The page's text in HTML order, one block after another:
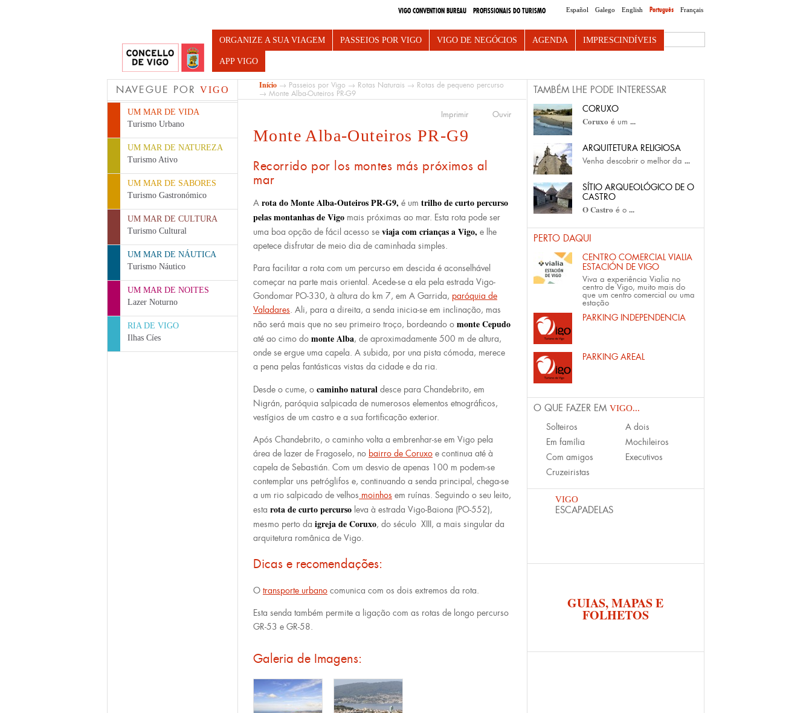
Español Galego English Português Français
VIGO CONVENTION BUREAU PROFISSIONAIS DO TURISMO
Turismo de Vigo Search this site
ORGANIZE A SUA VIAGEM PASSEIOS POR VIGO VIGO DE NEGÓCIOS AGENDA IMPRESCINDÍVEIS
APP VIGO
NAVEGUE POR VIGO
UM MAR DE VIDA
Turismo Urbano
UM MAR DE NATUREZA
Turismo Ativo
UM MAR DE SABORES
Turismo Gastronómico
UM MAR DE CULTURA
Turismo Cultural
UM MAR DE NÁUTICA
Turismo Náutico
UM MAR DE NOITES
Lazer Noturno
RIA DE VIGO
Ilhas Cíes
Início → Passeios por Vigo → Rotas Naturais → Rotas de pequeno percurso
→ Monte Alba-Outeiros PR-G9
Imprimir Ouvir
Monte Alba-Outeiros PR-G9
Recorrido por los montes más próximos al
mar
A rota do Monte Alba-Outeiros PR-G9, é um trilho de curto percurso
pelas montanhas de Vigo mais próximas ao mar. Esta rota pode ser
uma boa opção de fácil acesso se viaja com crianças a Vigo, e lhe
apetece disfrutar de meio dia de caminhada simples.
Para facilitar a rota com um percurso em descida é aconselhável
começar na parte mais oriental. Acede-se a ela pela estrada Vigo-
Gondomar PO-330, à altura do km 7, em A Garrida, paróquia de
Valadares. Ali, para a direita, a senda inicia-se em inclinação, mas
não será mais que no seu primeiro troço, bordeando o monte Cepudo
até ao cimo do monte Alba, de aproximadamente 500 m de altura,
onde se ergue uma capela. A subida, por una pista cómoda, merece
a pena pelas fantásticas vistas da cidade e da ria.
Desde o cume, o caminho natural desce para Chandebrito, em
Nigrán, paróquia salpicada de numerosos elementos etnográficos,
vestígios de um castro e a sua fortificação exterior.
Após Chandebrito, o caminho volta a embrenhar-se em Vigo pela
área de lazer de Fragoselo, no bairro de Coruxo e continua até à
capela de Sebastián. Com um desvio de apenas 100 m podem-se
contemplar uns petróglifos e, continuando a senda principal, chega-se
a um rio salpicado de velhos moinhos em ruínas. Seguindo o seu leito,
esta rota de curto percurso leva à estrada Vigo-Baiona (PO-552),
mesmo perto da igreja de Coruxo, do século XIII, a mais singular da
arquitetura românica de Vigo.
Dicas e recomendações:
O transporte urbano comunica com os dois extremos da rota.
Esta senda também permite a ligação com as rotas de longo percurso
GR-53 e GR-58.
Galeria de Imagens:
TAMBÉM LHE PODE INTERESSAR
CORUXO
Coruxo é um ...
ARQUITETURA RELIGIOSA
Venha descobrir o melhor da ...
SÍTIO ARQUEOLÓGICO DE O
CASTRO
O Castro é o ...
PERTO DAQUI
CENTRO COMERCIAL VIALIA
ESTACIÓN DE VIGO
Viva a experiência Vialia no
centro de Vigo, muito mais do
que um centro comercial ou uma
estação
PARKING INDEPENDENCIA
PARKING AREAL
O QUE FAZER EM VIGO...
Solteiros
A dois
Em família
Mochileiros
Com amigos
Executivos
Cruzeiristas
VIGO
ESCAPADELAS
GUIAS, MAPAS E
FOLHETOS